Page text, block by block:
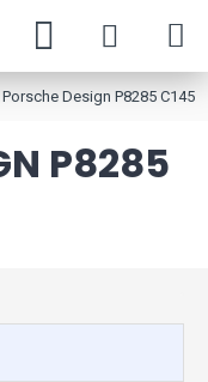
Porsche Design P8285 C145
P8285